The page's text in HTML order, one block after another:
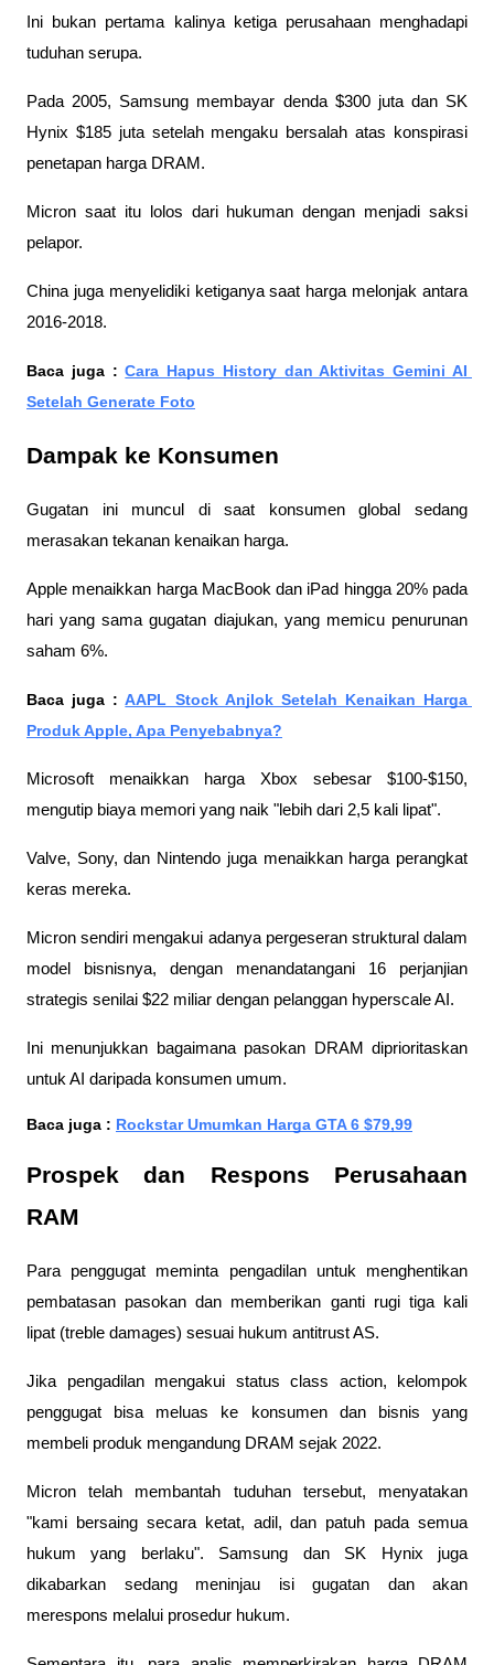
Ini bukan pertama kalinya ketiga perusahaan menghadapi
tuduhan serupa.
Pada 2005, Samsung membayar denda $300 juta dan SK
Hynix $185 juta setelah mengaku bersalah atas konspirasi
penetapan harga DRAM.
Micron saat itu lolos dari hukuman dengan menjadi saksi
pelapor.
China juga menyelidiki ketiganya saat harga melonjak antara
2016-2018.
Baca juga : Cara Hapus History dan Aktivitas Gemini AI
Setelah Generate Foto
Dampak ke Konsumen
Gugatan ini muncul di saat konsumen global sedang
merasakan tekanan kenaikan harga.
Apple menaikkan harga MacBook dan iPad hingga 20% pada
hari yang sama gugatan diajukan, yang memicu penurunan
saham 6%.
Baca juga : AAPL Stock Anjlok Setelah Kenaikan Harga
Produk Apple, Apa Penyebabnya?
Microsoft menaikkan harga Xbox sebesar $100-$150,
mengutip biaya memori yang naik "lebih dari 2,5 kali lipat".
Valve, Sony, dan Nintendo juga menaikkan harga perangkat
keras mereka.
Micron sendiri mengakui adanya pergeseran struktural dalam
model bisnisnya, dengan menandatangani 16 perjanjian
strategis senilai $22 miliar dengan pelanggan hyperscale AI.
Ini menunjukkan bagaimana pasokan DRAM diprioritaskan
untuk AI daripada konsumen umum.
Baca juga : Rockstar Umumkan Harga GTA 6 $79,99
Prospek dan Respons Perusahaan
RAM
Para penggugat meminta pengadilan untuk menghentikan
pembatasan pasokan dan memberikan ganti rugi tiga kali
lipat (treble damages) sesuai hukum antitrust AS.
Jika pengadilan mengakui status class action, kelompok
penggugat bisa meluas ke konsumen dan bisnis yang
membeli produk mengandung DRAM sejak 2022.
Micron telah membantah tuduhan tersebut, menyatakan
"kami bersaing secara ketat, adil, dan patuh pada semua
hukum yang berlaku". Samsung dan SK Hynix juga
dikabarkan sedang meninjau isi gugatan dan akan
merespons melalui prosedur hukum.